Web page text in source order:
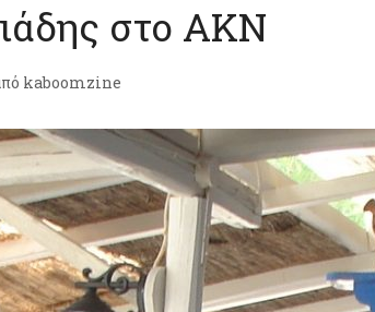
στο ΑΚΝ
kaboomzine